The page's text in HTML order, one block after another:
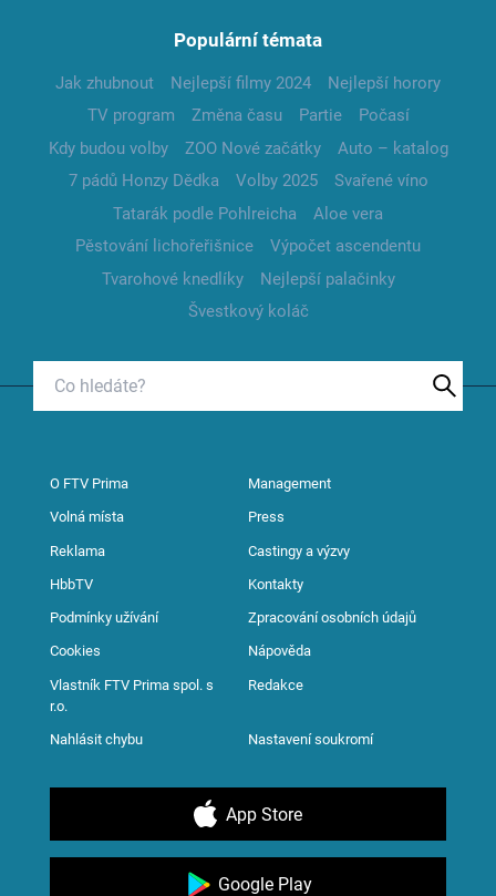
Populární témata
Jak zhubnout Nejlepší filmy 2024
Nejlepší horory
TV program
Změna času Partie
Počasí
Kdy budou volby
ZOO Nové začátky
Auto – katalog
7 pádů Honzy Dědka
Volby 2025
Svařené víno
Tatarák podle Pohlreicha
Aloe vera
Pěstování lichořeřišnice
Výpočet ascendentu
Tvarohové knedlíky
Nejlepší palačinky
Švestkový koláč
O FTV Prima Management
Volná místa Press
Reklama Castingy a výzvy
HbbTV Kontakty
Podmínky užívání Zpracování osobních údajů
Cookies Nápověda
Vlastník FTV Prima spol. s
r.o.
Redakce
Nahlásit chybu Nastavení soukromí
App Store
Google Play